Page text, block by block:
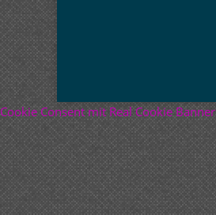
Cookie Consent mit Real Cookie Banner